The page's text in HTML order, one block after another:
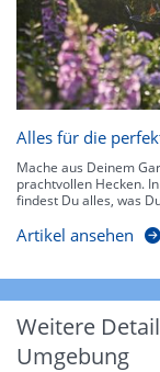
Alles für die
Mache aus Deinem
prachtvollen Hecken.
findest Du alles, was
Artikel ansehen
Weitere
Umgebung